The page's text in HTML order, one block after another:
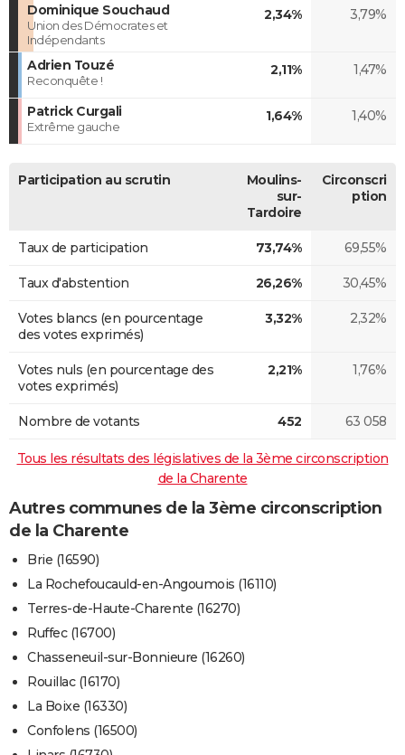
Dominique Souchaud
Union des Démocrates et
Indépendants
2,34% 3,79%
Adrien Touzé
Reconquête !
2,11% 1,47%
Patrick Curgali
Extrême gauche
1,64% 1,40%
Participation au scrutin
Moulins-
sur-
Tardoire
Circonscri
ption
Taux de participation 73,74% 69,55%
Taux d'abstention 26,26% 30,45%
Votes blancs (en pourcentage
des votes exprimés)
3,32% 2,32%
Votes nuls (en pourcentage des
votes exprimés)
2,21% 1,76%
Nombre de votants 452 63 058
Tous les résultats des législatives de la 3ème circonscription
de la Charente
Autres communes de la 3ème circonscription
de la Charente
Brie (16590)
La Rochefoucauld-en-Angoumois (16110)
Terres-de-Haute-Charente (16270)
Ruffec (16700)
Chasseneuil-sur-Bonnieure (16260)
Rouillac (16170)
La Boixe (16330)
Confolens (16500)